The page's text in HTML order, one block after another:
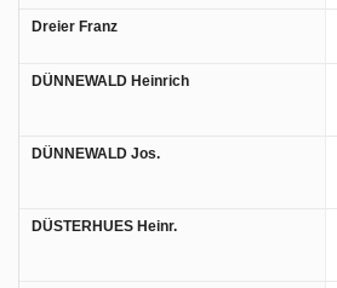
Dreier Franz
DÜNNEWALD Heinrich
DÜNNEWALD Jos.
DÜSTERHUES Heinr.